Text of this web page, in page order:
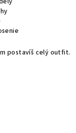
postavíš celý outfit.